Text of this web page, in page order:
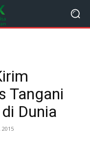
Tangani
Dunia
2015